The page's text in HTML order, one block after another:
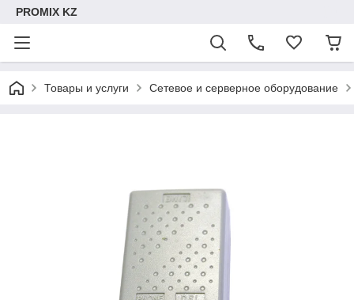
PROMIX KZ
Товары и услуги Сетевое и серверное оборудование